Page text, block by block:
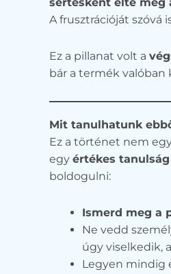
A frusztrációját szóvá
Ez a pillanat volt a
bár a termék valóban
Mit tanulhatunk
Ez a történet nem
egy értékes tanulság
boldogulni:
Ismerd meg a
Ne vedd
úgy viselkedik,
Legyen mindig